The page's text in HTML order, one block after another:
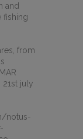
and
fishing
from
july
notus-